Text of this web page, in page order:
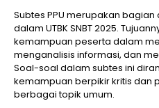
Subtes PPU merupakan bagian
dalam UTBK SNBT 2025.
kemampuan peserta dalam
menganalisis informasi, dan
Soal-soal dalam subtes ini
kemampuan berpikir kritis dan
berbagai topik umum.​